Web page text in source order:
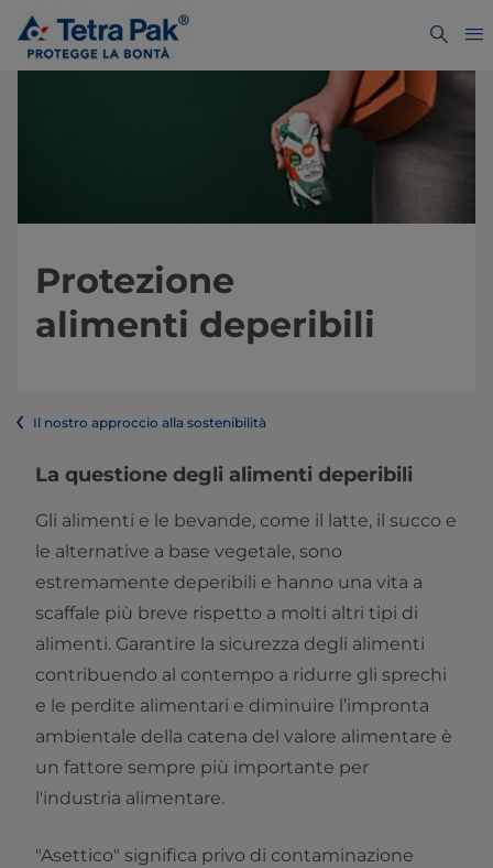
Protezione
alimenti deperibili
Il nostro approccio alla sostenibilità
La questione degli alimenti deperibili
Gli alimenti e le bevande, come il latte, il succo e
le alternative a base vegetale, sono
estremamente deperibili e hanno una vita a
scaffale più breve rispetto a molti altri tipi di
alimenti. Garantire la sicurezza degli alimenti
contribuendo al contempo a ridurre gli sprechi
e le perdite alimentari e diminuire l’impronta
ambientale della catena del valore alimentare è
un fattore sempre più importante per
l'industria alimentare.
"Asettico" significa privo di contaminazione